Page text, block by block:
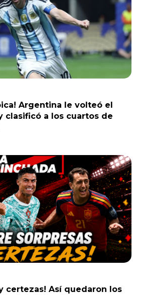
Argentina le volteó el
clasificó a los cuartos de
certezas! Así quedaron los